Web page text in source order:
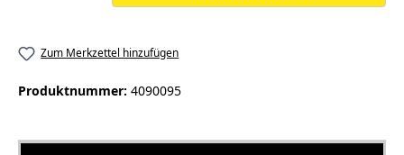
Zum Merkzettel hinzufügen
Produktnummer: 4090095